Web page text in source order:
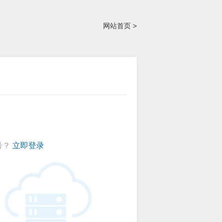
网站首页 >
立即登录